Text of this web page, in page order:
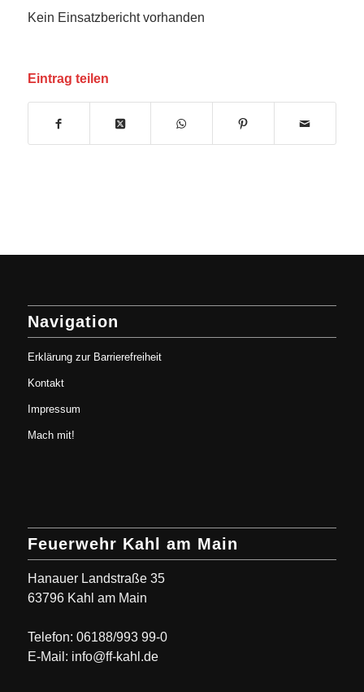
Kein Einsatzbericht vorhanden
Eintrag teilen
Navigation
Erklärung zur Barrierefreiheit
Kontakt
Impressum
Mach mit!
Feuerwehr Kahl am Main
Hanauer Landstraße 35
63796 Kahl am Main
Telefon: 06188/993 99-0
E-Mail: info@ff-kahl.de